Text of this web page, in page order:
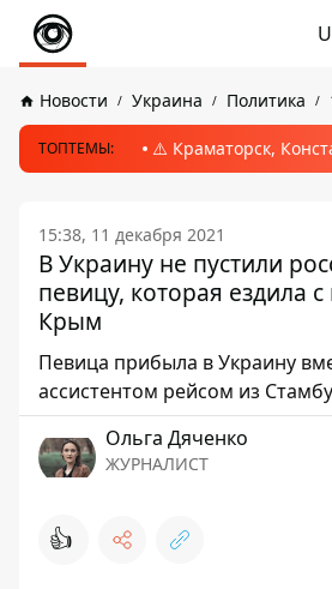
Новости Украина Политика
ТОПТЕМЫ: ⚠️ Краматорск,
15:38, 11 декабря 2021
В Украину не пустили
певицу, которая ездила
Крым
Певица прибыла в Украину
ассистентом рейсом из
Ольга Дяченко
ЖУРНАЛИСТ
👍